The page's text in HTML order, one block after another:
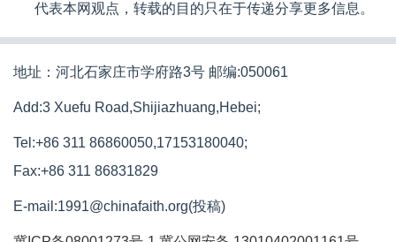
代表本网观点，转载的目的只在于传递分享更多信息。
地址：河北石家庄市学府路3号 邮编:050061
Add:3 Xuefu Road,Shijiazhuang,Hebei;
Tel:+86 311 86860050,17153180040;
Fax:+86 311 86831829
E-mail:1991@chinafaith.org(投稿)